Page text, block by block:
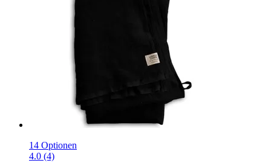
14 Optionen
4.0 (4)